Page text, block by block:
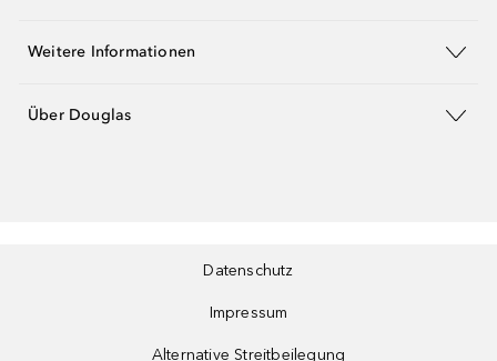
Weitere Informationen
Über Douglas
Datenschutz
Impressum
Alternative Streitbeilegung